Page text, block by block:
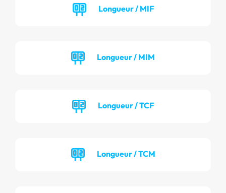
Longueur / MIF
Longueur / MIM
Longueur / TCF
Longueur / TCM